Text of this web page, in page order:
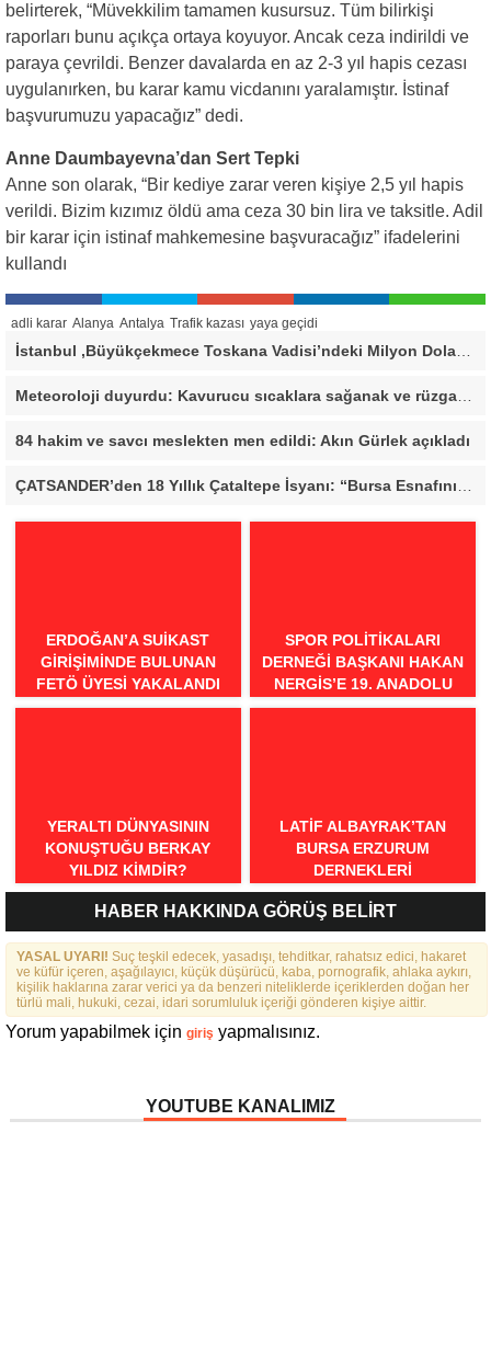
belirterek, “Müvekkilim tamamen kusursuz. Tüm bilirkişi
raporları bunu açıkça ortaya koyuyor. Ancak ceza indirildi ve
paraya çevrildi. Benzer davalarda en az 2-3 yıl hapis cezası
uygulanırken, bu karar kamu vicdanını yaralamıştır. İstinaf
başvurumuzu yapacağız” dedi.
Anne Daumbayevna’dan Sert Tepki
Anne son olarak, “Bir kediye zarar veren kişiye 2,5 yıl hapis
verildi. Bizim kızımız öldü ama ceza 30 bin lira ve taksitle. Adil
bir karar için istinaf mahkemesine başvuracağız” ifadelerini
kullandı
adli karar Alanya Antalya Trafik kazası yaya geçidi
İstanbul ,Büyükçekmece Toskana Vadisi’ndeki Milyon Dolarlık Villa İçin Savcılık Harekete Geçti! 138,40 Metrekarelik Kaçak Alan Tespit Edildi
Meteoroloji duyurdu: Kavurucu sıcaklara sağanak ve rüzgar arası
84 hakim ve savcı meslekten men edildi: Akın Gürlek açıkladı
ÇATSANDER’den 18 Yıllık Çataltepe İsyanı: “Bursa Esnafını Kim 18 Yıldır Mağdur Ediyor?”
ERDOĞAN’A SUIKAST
GIRIŞIMINDE BULUNAN
FETÖ ÜYESI YAKALANDI
SPOR POLITIKALARI
DERNEĞI BAŞKANI HAKAN
NERGIS’E 19. ANADOLU
SPOR ÖDÜLLERI’NDE
YERALTI DÜNYASININ
KONUŞTUĞU BERKAY
YILDIZ KIMDIR?
LATIF ALBAYRAK’TAN
BURSA ERZURUM
DERNEKLERI
FEDERASYONU İÇIN 25
MADDELIK BÜYÜK VIZYON:
“DAHA GÜÇLÜ, DAHA ETKIN,
DAHA KAPSAYICI BIR
FEDERASYON İÇIN YOLA
ÇIKTIK”
HABER HAKKINDA GÖRÜŞ BELİRT
YASAL UYARI! Suç teşkil edecek, yasadışı, tehditkar, rahatsız edici, hakaret
ve küfür içeren, aşağılayıcı, küçük düşürücü, kaba, pornografik, ahlaka aykırı,
kişilik haklarına zarar verici ya da benzeri niteliklerde içeriklerden doğan her
türlü mali, hukuki, cezai, idari sorumluluk içeriği gönderen kişiye aittir.
Yorum yapabilmek için giriş yapmalısınız.
YOUTUBE KANALIMIZ